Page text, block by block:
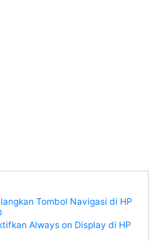
Tombol Navigasi di HP
Always on Display di HP